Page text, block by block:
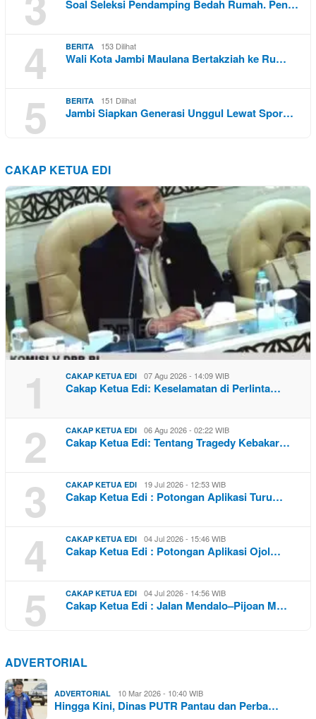
Soal Seleksi Pendamping Bedah Rumah. Pen…
4 BERITA 153 Dilihat
Wali Kota Jambi Maulana Bertakziah ke Ru…
5 BERITA 151 Dilihat
Jambi Siapkan Generasi Unggul Lewat Spor…
CAKAP KETUA EDI
1 CAKAP KETUA EDI 07 Agu 2026 - 14:09 WIB
Cakap Ketua Edi: Keselamatan di Perlinta…
2 CAKAP KETUA EDI 06 Agu 2026 - 02:22 WIB
Cakap Ketua Edi: Tentang Tragedy Kebakar…
3 CAKAP KETUA EDI 19 Jul 2026 - 12:53 WIB
Cakap Ketua Edi : Potongan Aplikasi Turu…
4 CAKAP KETUA EDI 04 Jul 2026 - 15:46 WIB
Cakap Ketua Edi : Potongan Aplikasi Ojol…
5 CAKAP KETUA EDI 04 Jul 2026 - 14:56 WIB
Cakap Ketua Edi : Jalan Mendalo–Pijoan M…
ADVERTORIAL
ADVERTORIAL 10 Mar 2026 - 10:40 WIB
Hingga Kini, Dinas PUTR Pantau dan Perba…